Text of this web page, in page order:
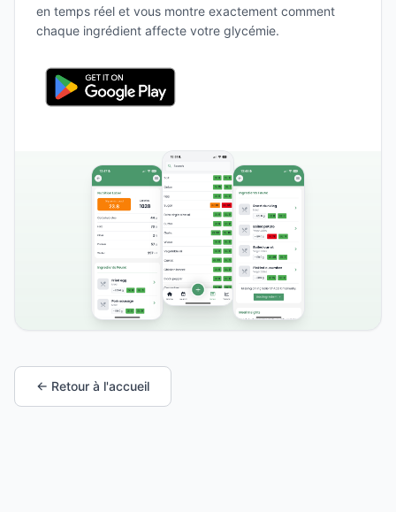
en temps réel et vous montre exactement comment
chaque ingrédient affecte votre glycémie.
← Retour à l'accueil